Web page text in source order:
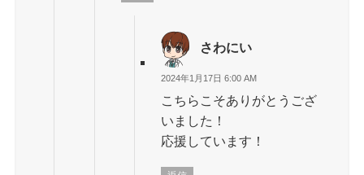
さわにい
2024年1月17日 6:00 AM
こちらこそありがとうござ
いました！
応援しています！